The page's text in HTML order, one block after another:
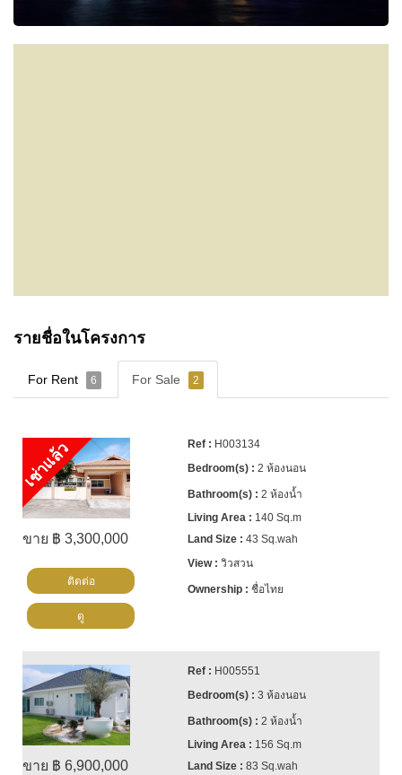
รายชื่อในโครงการ
For Rent 6 For Sale 2
เช่าแล้ว
ขาย ฿ 3,300,000
H003134
2 ห้องนอน
2 ห้องน้ำ
140 Sq.m
43 Sq.wah
วิวสวน
ชื่อไทย
ติดต่อ
ดู
ขาย ฿ 6,900,000
H005551
3 ห้องนอน
2 ห้องน้ำ
156 Sq.m
83 Sq.wah